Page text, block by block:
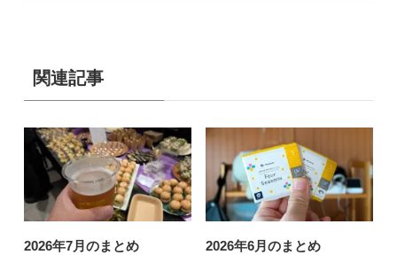
関連記事
2026年7月のまとめ 2026年6月のまとめ